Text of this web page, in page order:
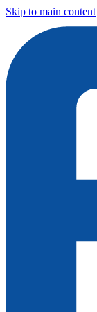
Skip to main content